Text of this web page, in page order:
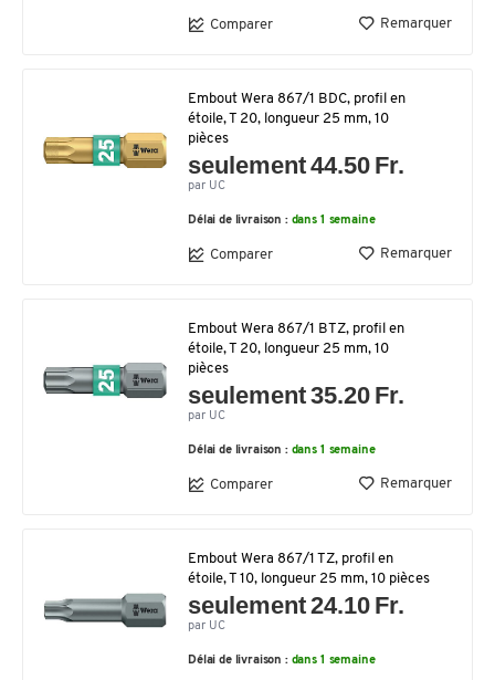
Comparer Remarquer
Embout Wera 867/1 BDC, profil en
étoile, T 20, longueur 25 mm, 10
pièces
seulement 44.50 Fr.
par UC
Délai de livraison : dans 1 semaine
Comparer Remarquer
Embout Wera 867/1 BTZ, profil en
étoile, T 20, longueur 25 mm, 10
pièces
seulement 35.20 Fr.
par UC
Délai de livraison : dans 1 semaine
Comparer Remarquer
Embout Wera 867/1 TZ, profil en
étoile, T 10, longueur 25 mm, 10 pièces
seulement 24.10 Fr.
par UC
Délai de livraison : dans 1 semaine